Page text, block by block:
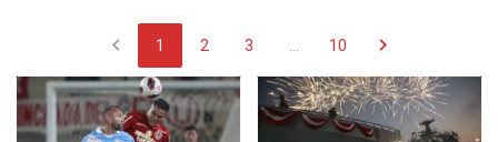
chevron_left 1 2 3 10 chevron_right